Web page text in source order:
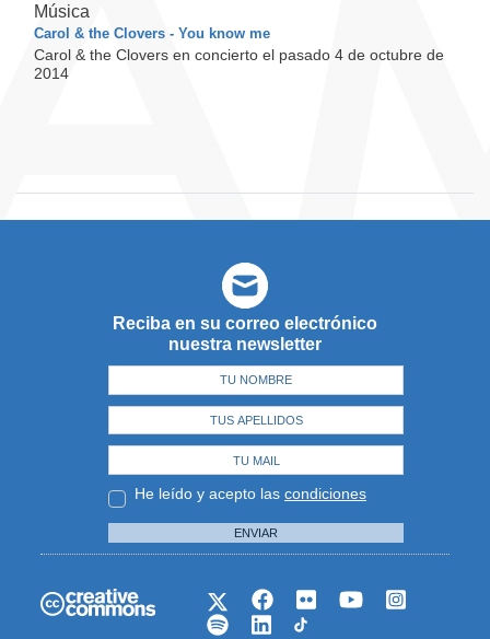
Música
Carol & the Clovers - You know me
Carol & the Clovers en concierto el pasado 4 de octubre de
2014
Reciba en su correo electrónico
nuestra newsletter
He leído y acepto las condiciones
ENVIAR